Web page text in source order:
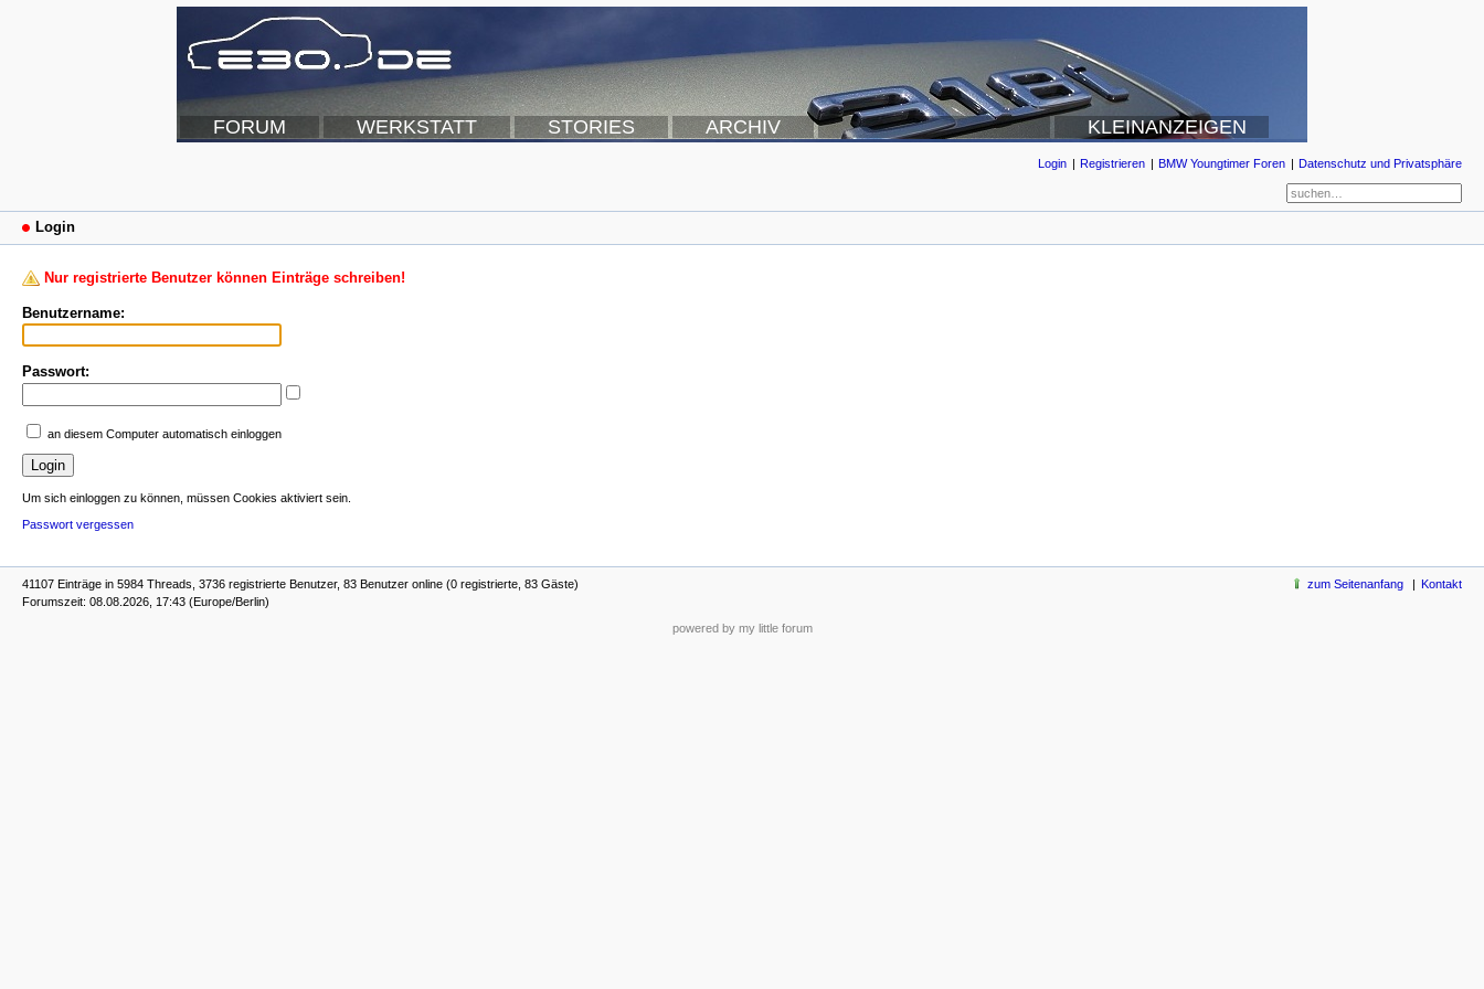
FORUM WERKSTATT STORIES ARCHIV KLEINANZEIGEN
Login Registrieren BMW Youngtimer Foren Datenschutz und Privatsphäre
Login
Nur registrierte Benutzer können Einträge schreiben!
Benutzername:
Passwort:
an diesem Computer automatisch einloggen
Um sich einloggen zu können, müssen Cookies aktiviert sein.
Passwort vergessen
41107 Einträge in 5984 Threads, 3736 registrierte Benutzer, 83 Benutzer online (0 registrierte, 83 Gäste)
Forumszeit: 08.08.2026, 17:43 (Europe/Berlin)
zum Seitenanfang Kontakt
powered by my little forum